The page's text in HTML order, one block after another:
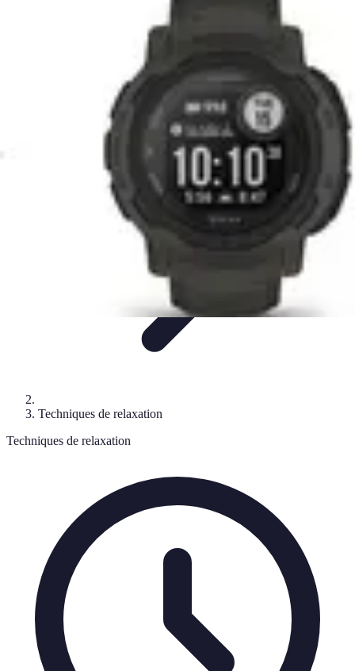
Techniques de gestion du stress
Techniques et
Techniques de Gestion
Techniques de relaxation
Techniques de relaxation